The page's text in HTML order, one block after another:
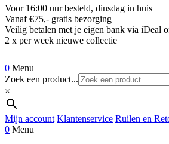
Voor 16:00 uur besteld, dinsdag in huis
Vanaf €75,- gratis bezorging
Veilig betalen met je eigen bank via iDeal
2 x per week nieuwe collectie
0 Menu
Zoek een product...
×
Mijn account Klantenservice Ruilen en
0 Menu